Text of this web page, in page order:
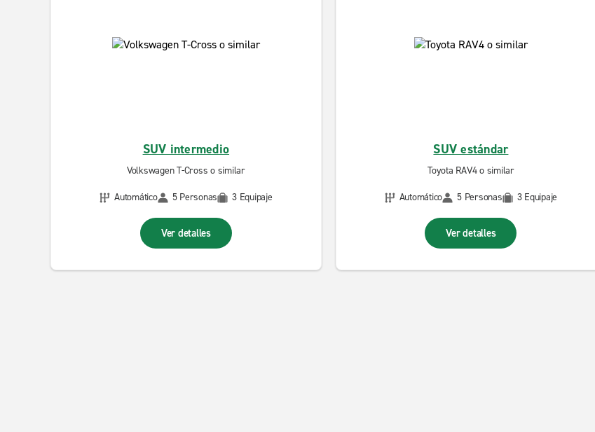
SUV intermedio
Volkswagen T-Cross o similar
Automático
5 Personas 3 Equipaje
Ver detalles
SUV estándar
Toyota RAV4 o similar
Automático
5 Personas 3 Equipaje
Ver detalles